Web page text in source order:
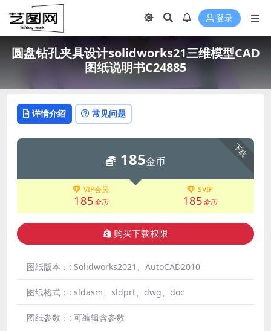
登录
圆盘钻孔夹具设计solidworks21三维模型CAD
图纸说明书C24885
详情介绍 常见问题
下载
185金币
VIP会员
185金币
SVIP
185金币
购买下载权限
图纸版本：: Solidworks2021、AutoCAD2010
图纸格式：: sldasm、sldprt、dwg、doc
图纸参数：: 可编辑含参数